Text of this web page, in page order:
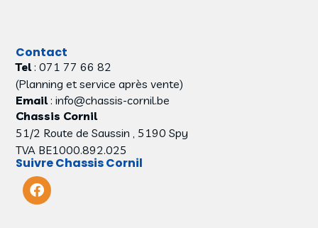
Contact
Tel: 071 77 66 82
(Planning et service après vente)
Email : info@chassis-cornil.be
Chassis Cornil
51/2 Route de Saussin , 5190 Spy
TVA BE1000.892.025
Suivre Chassis Cornil